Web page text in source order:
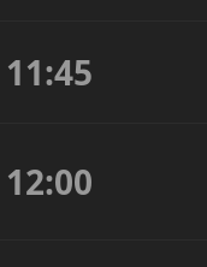
11:45
12:00